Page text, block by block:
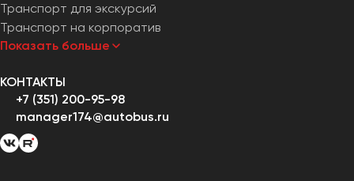
Транспорт для экскурсий
Транспорт на корпоратив
Показать больше
КОНТАКТЫ
+7 (351) 200-95-98
manager174@autobus.ru